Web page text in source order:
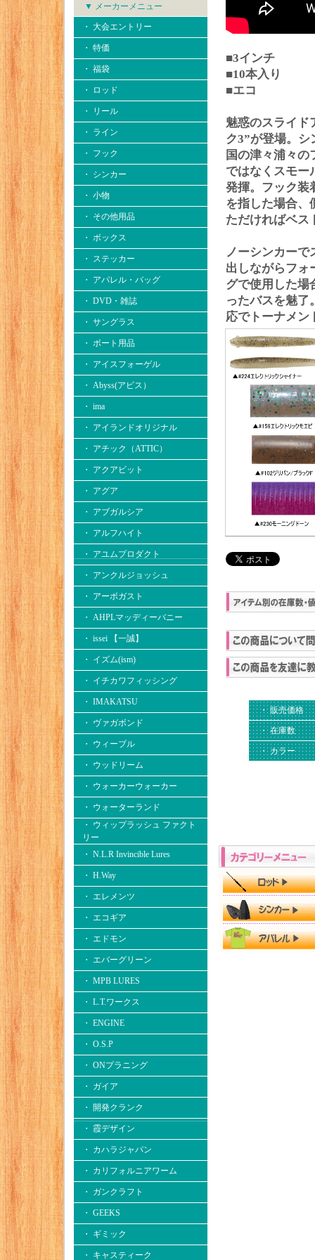
▼ メーカーメニュー
・ 大会エントリー
・ 特価
・ 福袋
・ ロッド
・ リール
・ ライン
・ フック
・ シンカー
・ 小物
・ その他用品
・ ボックス
・ ステッカー
・ アパレル・バッグ
・ DVD・雑誌
・ サングラス
・ ボート用品
・ アイスフォーゲル
・ Abyss(アビス）
・ ima
・ アイランドオリジナル
・ アチック（ATTIC）
・ アクアビット
・ アグア
・ アブガルシア
・ アルフハイト
・ アユムプロダクト
・ アンクルジョッシュ
・ アーボガスト
・ AHPLマッディーバニー
・ issei 【一誠】
・ イズム(ism)
・ イチカワフィッシング
・ IMAKATSU
・ ヴァガボンド
・ ウィーブル
・ ウッドリーム
・ ウォーカーウォーカー
・ ウォーターランド
・ ウィップラッシュ ファクト
リー
・ N.L.R Invincible Lures
・ H.Way
・ エレメンツ
・ エコギア
・ エドモン
・ エバーグリーン
・ MPB LURES
・ L.T.ワークス
・ ENGINE
・ O.S.P
・ ONプラニング
・ ガイア
・ 開発クランク
・ 霞デザイン
・ カハラジャパン
・ カリフォルニアワーム
・ ガンクラフト
・ GEEKS
・ ギミック
・ キャスティーク
■3インチ
■10本入り
■エコ
魅惑のスライド
ク3”が登場。
国の津々浦々
ではなくスモー
発揮。フック装
を指した場合、
ただければベス
ノーシンカーで
出しながらフォ
グで使用した場
ったバスを魅了
応でトーナメン
・ 販売価格
・ 在庫数
・ カラー